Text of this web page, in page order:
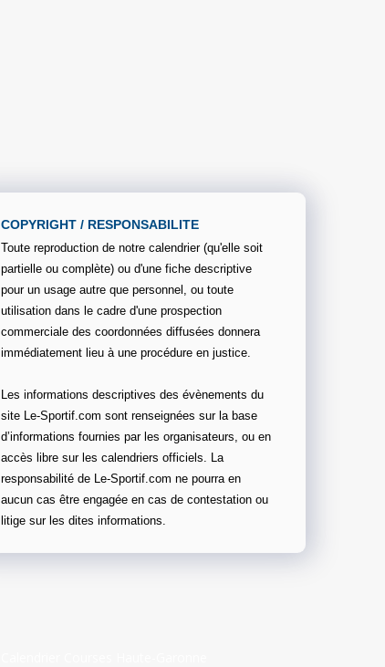
COPYRIGHT / RESPONSABILITE
Toute reproduction de notre calendrier (qu'elle soit
partielle ou complète) ou d'une fiche descriptive
pour un usage autre que personnel, ou toute
utilisation dans le cadre d'une prospection
commerciale des coordonnées diffusées donnera
immédiatement lieu à une procédure en justice.
Les informations descriptives des évènements du
site Le-Sportif.com sont renseignées sur la base
d’informations fournies par les organisateurs, ou en
accès libre sur les calendriers officiels. La
responsabilité de Le-Sportif.com ne pourra en
aucun cas être engagée en cas de contestation ou
litige sur les dites informations.